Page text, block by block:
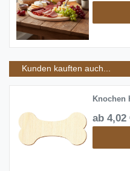
Kunden kauften auch...
Knochen
ab 4,02